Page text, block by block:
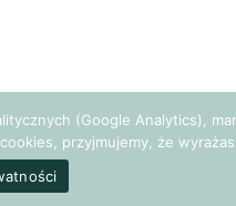
(Google Analytics),
przyjmujemy, że